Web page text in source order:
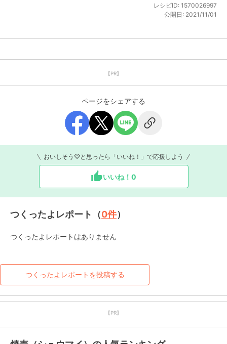
レシピID: 1570026997
公開日: 2021/11/01
【PR】
ページをシェアする
おいしそう♡と思ったら「いいね！」で応援しよう
いいね！ 0
つくったよレポート（0件）
つくったよレポートはありません
つくったよレポートを投稿する
【PR】